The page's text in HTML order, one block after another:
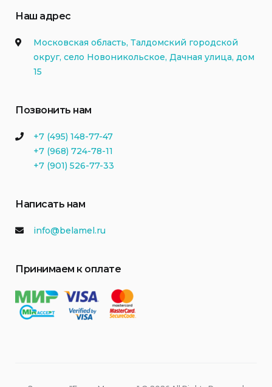
Наш адрес
Московская область, Талдомский городской
округ, село Новоникольское, Дачная улица, дом
15
Позвонить нам
+7 (495) 148-77-47
+7 (968) 724-78-11
+7 (901) 526-77-33
Написать нам
info@belamel.ru
Принимаем к оплате